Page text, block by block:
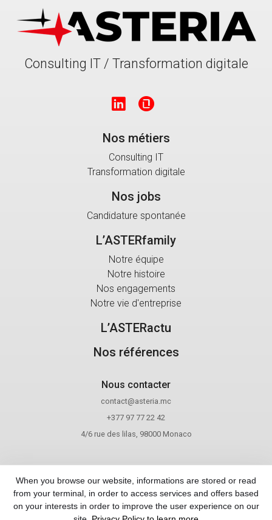
Consulting IT / Transformation digitale
Nos métiers
Consulting IT
Transformation digitale
Nos jobs
Candidature spontanée
L’ASTERfamily
Notre équipe
Notre histoire
Nos engagements
Notre vie d'entreprise
L’ASTERactu
Nos références
Nous contacter
contact@asteria.mc
+377 97 77 22 42
4/6 rue des lilas, 98000 Monaco
Contact
Mentions légales
When you browse our website, informations are stored or read
from your terminal, in order to access services and offers based
on your interests in order to improve the user experience on our